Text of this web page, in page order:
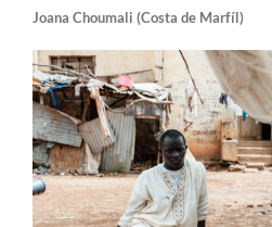
Joana Choumali (Costa de Marfíl)